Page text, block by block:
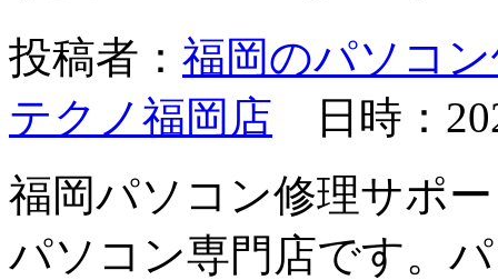
投稿者： 福岡のパソコ
テクノ福岡店 日時：
福岡パソコン修理サポ
パソコン専門店です。